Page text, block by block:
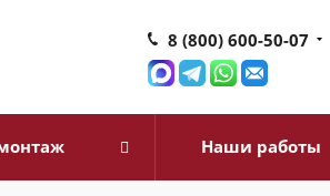
8 (800) 600-50-07
Наши работы